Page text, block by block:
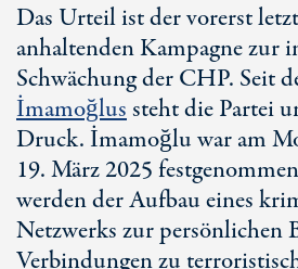
Das Urteil ist der vorerst
anhaltenden Kampagne zur
Schwächung der CHP. Seit
İmamoğlussteht die Partei
Druck. İmamoğlu war am
19. März 2025
werden der Aufbau eines
Netzwerks zur persönlichen
Verbindungen zu